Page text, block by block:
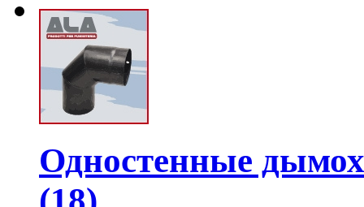
Одностенные